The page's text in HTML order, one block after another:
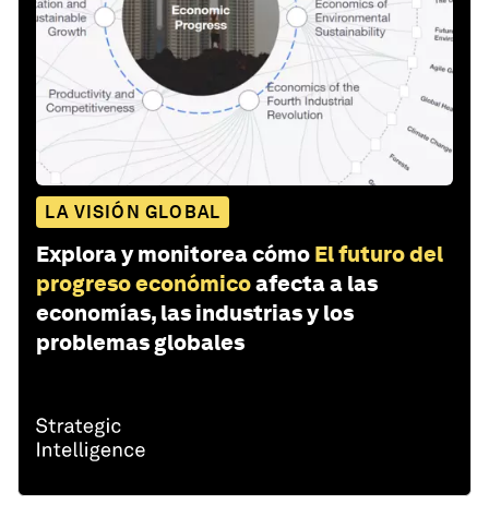
LA VISIÓN GLOBAL
Explora y monitorea cómo El futuro del
progreso económicoafecta a las
economías, las industrias y los
problemas globales